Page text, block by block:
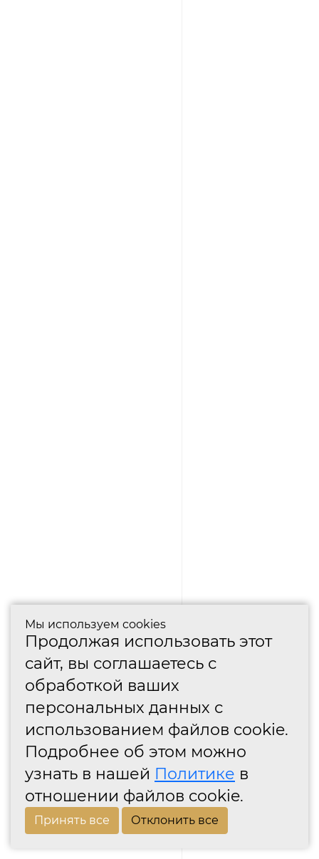
Мы используем cookies
Продолжая использовать этот
сайт, вы соглашаетесь с
обработкой ваших
персональных данных с
использованием файлов cookie.
Подробнее об этом можно
узнать в нашей Политике в
отношении файлов cookie.
Принять все Отклонить все